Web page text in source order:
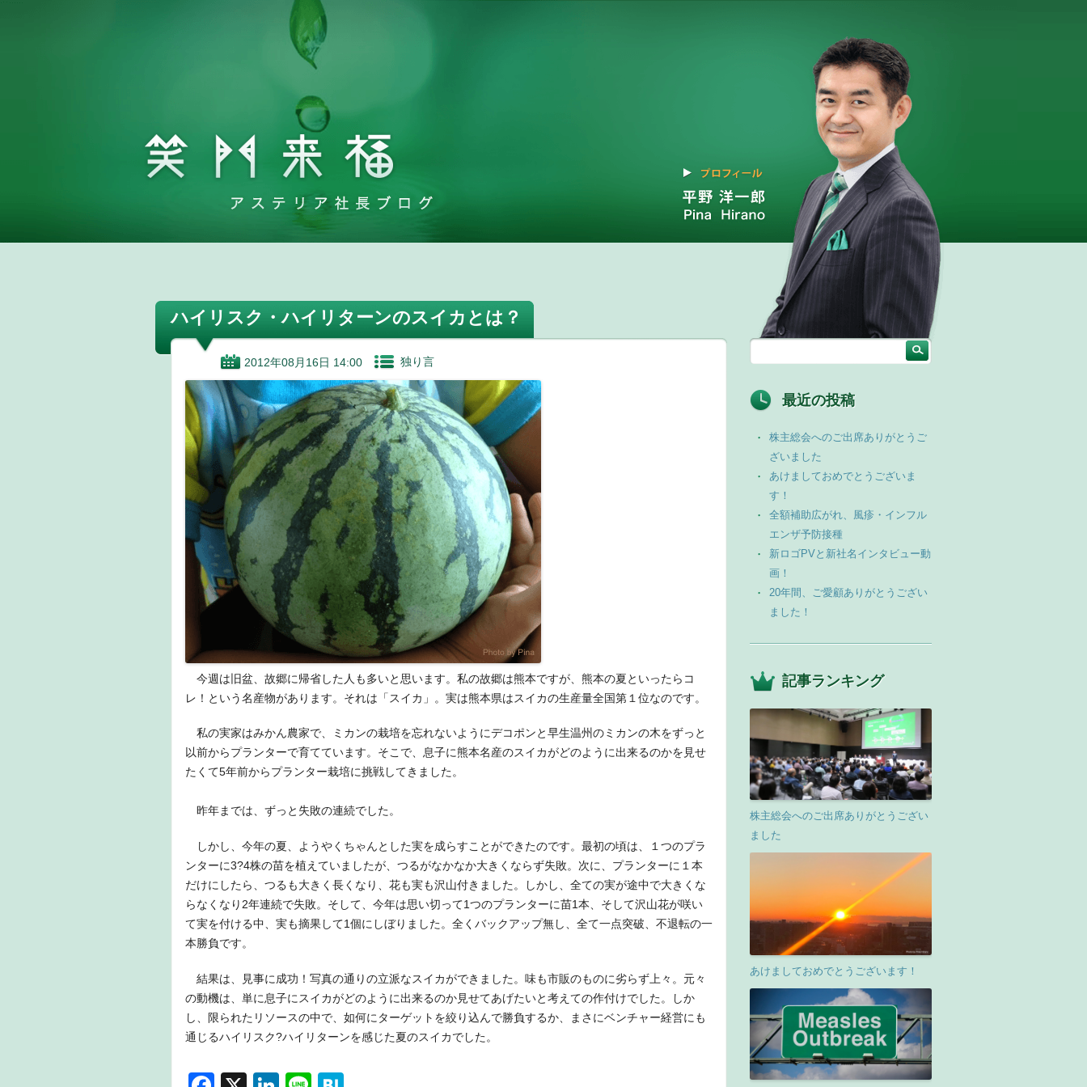
ハイリスク・ハイリターンのスイカとは？
2012年08月16日 14:00 独り言
今週は旧盆、故郷に帰省した人も多いと思います。私の故郷は熊本ですが、熊本の夏といったらコ
レ！という名産物があります。それは「スイカ」。実は熊本県はスイカの生産量全国第１位なのです。
私の実家はみかん農家で、ミカンの栽培を忘れないようにデコポンと早生温州のミカンの木をずっと
以前からプランターで育てています。そこで、息子に熊本名産のスイカがどのように出来るのかを見せ
たくて5年前からプランター栽培に挑戦してきました。
昨年までは、ずっと失敗の連続でした。
しかし、今年の夏、ようやくちゃんとした実を成らすことができたのです。最初の頃は、１つのプラ
ンターに3?4株の苗を植えていましたが、つるがなかなか大きくならず失敗。次に、プランターに１本
だけにしたら、つるも大きく長くなり、花も実も沢山付きました。しかし、全ての実が途中で大きくな
らなくなり2年連続で失敗。そして、今年は思い切って1つのプランターに苗1本、そして沢山花が咲い
て実を付ける中、実も摘果して1個にしぼりました。全くバックアップ無し、全て一点突破、不退転の一
本勝負です。
結果は、見事に成功！写真の通りの立派なスイカができました。味も市販のものに劣らず上々。元々
の動機は、単に息子にスイカがどのように出来るのか見せてあげたいと考えての作付けでした。しか
し、限られたリソースの中で、如何にターゲットを絞り込んで勝負するか、まさにベンチャー経営にも
通じるハイリスク?ハイリターンを感じた夏のスイカでした。
最近の投稿
株主総会へのご出席ありがとうご
ざいました
あけましておめでとうございま
す！
全額補助広がれ、風疹・インフル
エンザ予防接種
新ロゴPVと新社名インタビュー動
画！
20年間、ご愛顧ありがとうござい
ました！
記事ランキング
株主総会へのご出席ありがとうござい
ました
あけましておめでとうございます！